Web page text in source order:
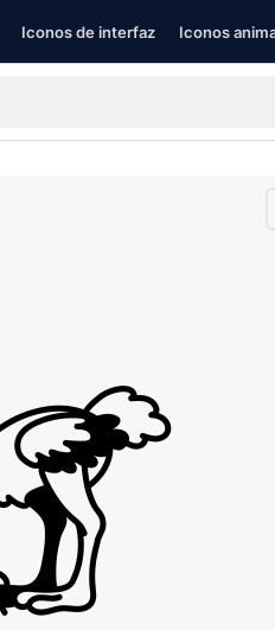
Iconos de interfaz Iconos